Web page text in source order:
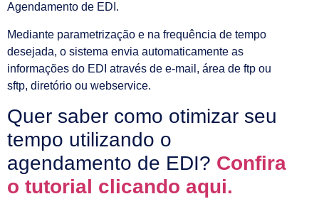
Agendamento de EDI.
Mediante parametrização e na frequência de tempo
desejada, o sistema envia automaticamente as
informações do EDI através de e-mail, área de ftp ou
sftp, diretório ou webservice.
Quer saber como otimizar seu
tempo utilizando o
agendamento de EDI? Confira
o tutorial clicando aqui.